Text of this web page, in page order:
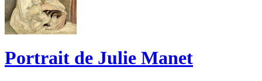
Portrait de Julie Manet